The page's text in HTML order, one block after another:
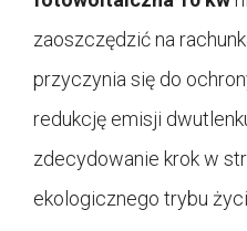
zaoszczędzić na
przyczynia się do
redukcję emisji
zdecydowanie krok w
ekologicznego trybu